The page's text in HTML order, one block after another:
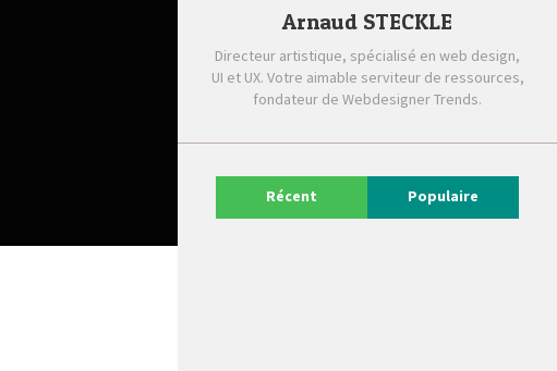
Arnaud STECKLE
Directeur artistique, spécialisé en web design,
UI et UX. Votre aimable serviteur de ressources,
fondateur de Webdesigner Trends.
Récent Populaire